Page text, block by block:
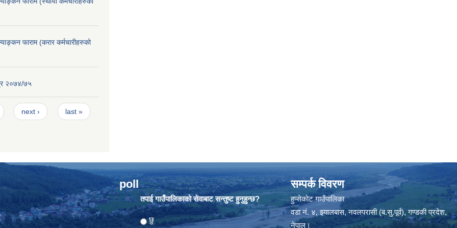
फाराम (करार कर्मचारीहरुको
२०७४/७५
next › last »
poll
तपाई गाउँपालिकाको सेवाबाट सन्तुष्ट हुनुहुन्छ?
Choices
छु
सम्पर्क विवरण
हुप्सेकोट गाउँपालिका
वडा नं. ४, झ्यालबास, नवलपरासी (ब.सु.पूर्व), गण्डकी प्रदेश,
नेपाल।